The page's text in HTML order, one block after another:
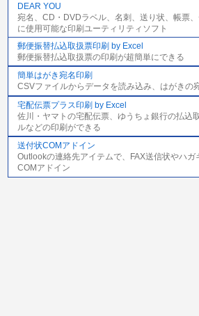
DEAR YOU
宛名、CD・DVDラベル、名刺、送り状、帳票
に使用可能な印刷ユーティリティソフト
郵便振替払込取扱票印刷 by Excel
郵便振替払込取扱票の印刷が超簡単にできる
簡単はがき宛名印刷
CSVファイルからデータを読み込み、はがきの
宅配伝票プラス印刷 by Excel
佐川・ヤマトの宅配伝票、ゆうちょ銀行の払込
ルなどの印刷ができる
送付状COMアドイン
Outlookの連絡先アイテムで、FAX送信状やハガ
COMアドイン